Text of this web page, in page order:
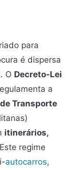
para
é dispersa
O Decreto-Lei
a
Transporte
itinerários,
regime
autocarros,